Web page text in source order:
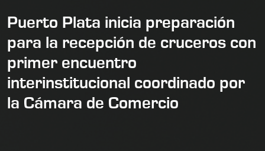
Puerto Plata inicia preparación
para la recepción de cruceros con
primer encuentro
interinstitucional coordinado por
la Cámara de Comercio